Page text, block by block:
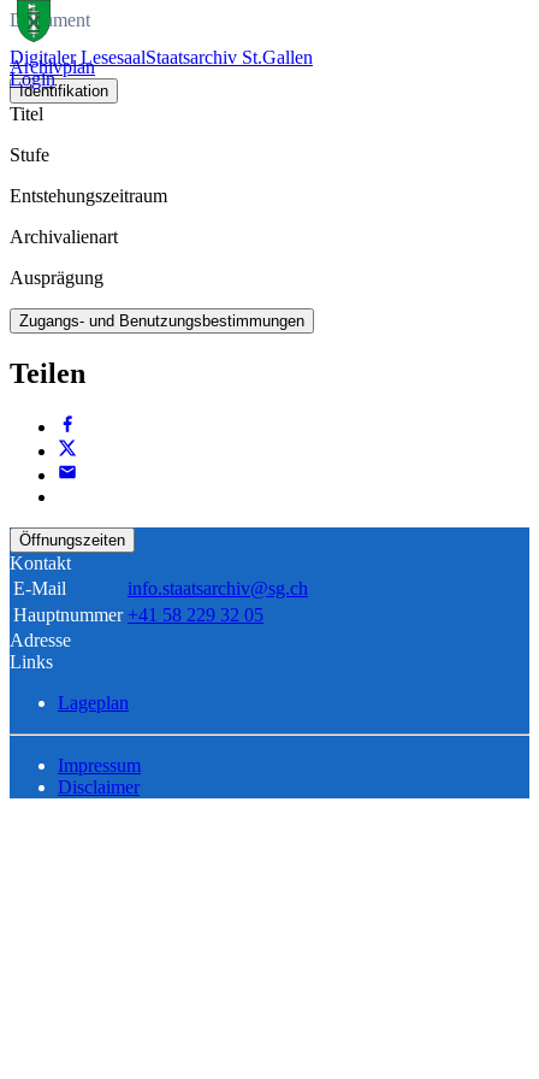
Digitaler LesesaalStaatsarchiv St.Gallen
Login
Dokument
Archivplan
Identifikation
Titel
Stufe
Entstehungszeitraum
Archivalienart
Ausprägung
Zugangs- und Benutzungsbestimmungen
Teilen
Öffnungszeiten
Kontakt
E-Mail
info.staatsarchiv@sg.ch
Hauptnummer +41 58 229 32 05
Adresse
Links
Lageplan
Impressum
Disclaimer